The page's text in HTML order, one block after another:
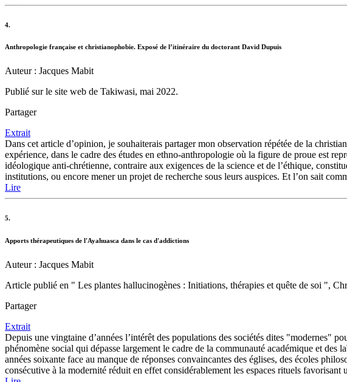
4.
Anthropologie française et christianophobie. Exposé de l’itinéraire du doctorant David Dupuis
Auteur : Jacques Mabit
Publié sur le site web de Takiwasi, mai 2022.
Partager
Extrait
Dans cet article d’opinion, je souhaiterais partager mon observation répétée de la
expérience, dans le cadre des études en ethno-anthropologie où la figure de proue est
idéologique anti-chrétienne, contraire aux exigences de la science et de l’éthique,
institutions, ou encore mener un projet de recherche sous leurs auspices. Et l’on sait
Lire
5.
Apports thérapeutiques de l'Ayahuasca dans le cas d'addictions
Auteur : Jacques Mabit
Article publié en " Les plantes hallucinogènes : Initiations, thérapies et quête de soi ",
Partager
Extrait
Depuis une vingtaine d’années l’intérêt des populations des sociétés dites "modernes"
phénomène social qui dépasse largement le cadre de la communauté académique et
années soixante face au manque de réponses convaincantes des églises, des écoles
consécutive à la modernité réduit en effet considérablement les espaces rituels